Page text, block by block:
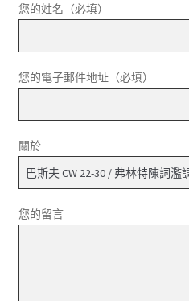
您的姓名（必填）
您的電子郵件地址（必填）
關於
您的留言